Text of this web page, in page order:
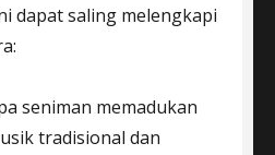
dapat saling melengkapi
seniman memadukan
tradisional dan